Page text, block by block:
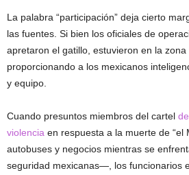
La palabra “participación” deja cierto
las fuentes. Si bien los oficiales de
apretaron el gatillo, estuvieron en la
proporcionando a los mexicanos
y equipo.
Cuando presuntos miembros del cartel
violencia en respuesta a la muerte de
autobuses y negocios mientras se
seguridad mexicanas—, los funcionarios